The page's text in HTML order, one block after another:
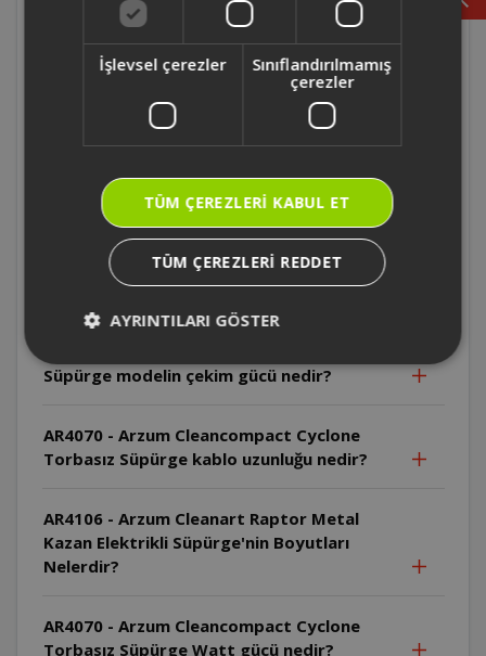
AR4088 - Arzum Olimpia Power Cyclone
Filtreli Süpürge'nin emiş gücü nedir?
AR4088 - Arzum Olimpia Power Cyclone
Filtreli Süpürge'nin ağırlığı nedir?
AR4041- Arzum Mora Cyclone Toz Torbasız
Süpürge'nin kablo uzunluğu nedir?
AR4041- Arzum Mora Cyclone Toz Torbasız
Süpürge toz hazne kapasitesi kaçtır?
Süpürge modelin çekim gücü nedir?
AR4070 - Arzum Cleancompact Cyclone
Torbasız Süpürge kablo uzunluğu nedir?
AR4106 - Arzum Cleanart Raptor Metal
Kazan Elektrikli Süpürge'nin Boyutları
Nelerdir?
AR4070 - Arzum Cleancompact Cyclone
Torbasız Süpürge Watt gücü nedir?
İşlevsel çerezler
Sınıflandırılmamış
çerezler
TÜM ÇEREZLERI KABUL ET
TÜM ÇEREZLERI REDDET
AYRINTILARI GÖSTER